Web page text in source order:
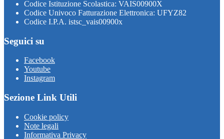
Codice Istituzione Scolastica: VAIS00900X
Codice Univoco Fatturazione Elettronica: UFYZ82
Codice I.P.A. istsc_vais00900x
Seguici su
Facebook
Youtube
Instagram
Sezione Link Utili
Cookie policy
Note legali
Informativa Privacy